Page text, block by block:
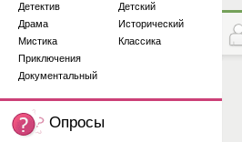
Детектив
Драма
Мистика
Приключения
Документальный
Детский
Исторический
Классика
Опросы